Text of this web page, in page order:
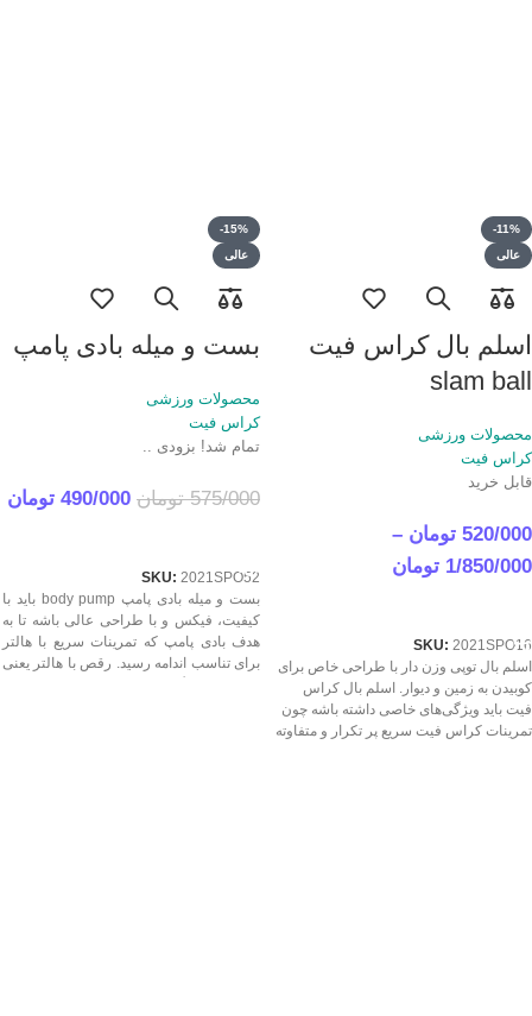
-11%
عالی
اسلم بال کراس فیت
slam ball
محصولات ورزشی
کراس فیت
قابل خرید
520/000 تومان –
1/850/000 تومان
SKU: 2021SPO16
اسلم بال توپی وزن دار با طراحی خاص برای
کوبیدن به زمین و دیوار. اسلم بال کراس
فیت باید ویژگی‌های خاصی داشته باشه چون
تمرینات کراس فیت سریع پر تکرار و متفاوته
-15%
عالی
بست و میله بادی پامپ
محصولات ورزشی
کراس فیت
تمام شد! بزودی ..
575/000 تومان 490/000 تومان
SKU: 2021SPO52
بست و میله بادی پامپ body pump باید با
کیفیت، فیکس و با طراحی عالی باشه تا به
هدف بادی پامپ که تمرینات سریع با هالتر
برای تناسب اندامه رسید. رقص با هالتر یعنی